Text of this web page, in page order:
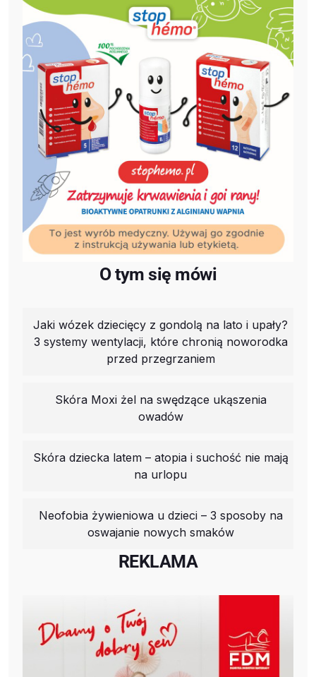
O tym się mówi
Jaki wózek dziecięcy z gondolą na lato i upały?
3 systemy wentylacji, które chronią noworodka
przed przegrzaniem
Skóra Moxi żel na swędzące ukąszenia
owadów
Skóra dziecka latem – atopia i suchość nie mają
na urlopu
Neofobia żywieniowa u dzieci – 3 sposoby na
oswajanie nowych smaków
REKLAMA